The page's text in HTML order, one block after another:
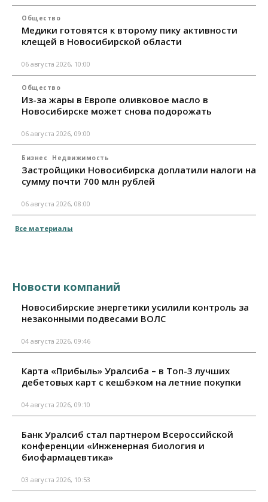
Общество
Медики готовятся к второму пику активности
клещей в Новосибирской области
06 августа 2026, 10:00
Общество
Из-за жары в Европе оливковое масло в
Новосибирске может снова подорожать
06 августа 2026, 09:00
Бизнес Недвижимость
Застройщики Новосибирска доплатили налоги на
сумму почти 700 млн рублей
06 августа 2026, 08:00
Все материалы
Новости компаний
Новосибирские энергетики усилили контроль за
незаконными подвесами ВОЛС
04 августа 2026, 09:46
Карта «Прибыль» Уралсиба – в Топ-3 лучших
дебетовых карт с кешбэком на летние покупки
04 августа 2026, 09:10
Банк Уралсиб стал партнером Всероссийской
конференции «Инженерная биология и
биофармацевтика»
03 августа 2026, 10:53